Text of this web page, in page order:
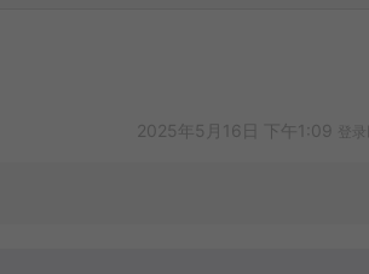
2025年5月16日 下午1:09